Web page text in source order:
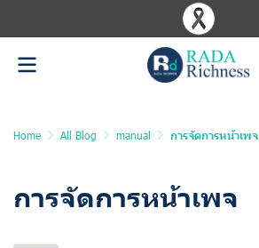
Home All Blog manual การจัดการหน้าเพจ
การจัดการหน้าเพจ